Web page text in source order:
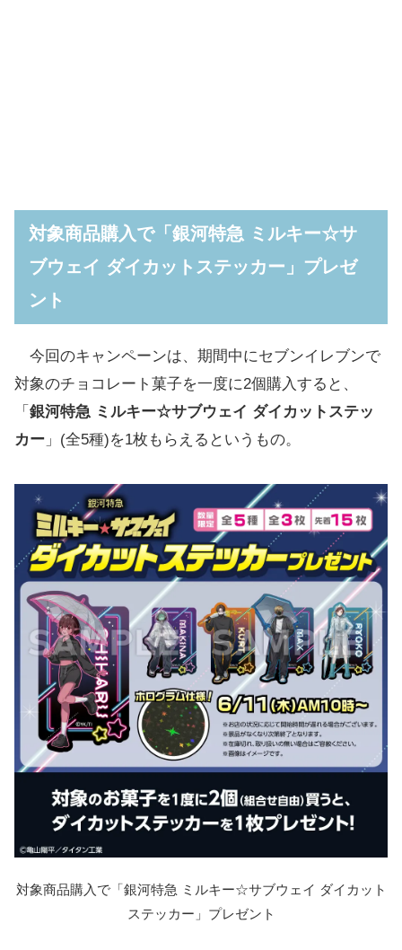
対象商品購入で「銀河特急 ミルキー☆サ
ブウェイ ダイカットステッカー」プレゼ
ント
今回のキャンペーンは、期間中にセブンイレブンで
対象のチョコレート菓子を一度に2個購入すると、
「 銀河特急 ミルキー☆サブウェイ ダイカットステッ
カー 」(全5種)を1枚もらえるというもの。
対象商品購入で「銀河特急 ミルキー☆サブウェイ ダイカット
ステッカー」プレゼント